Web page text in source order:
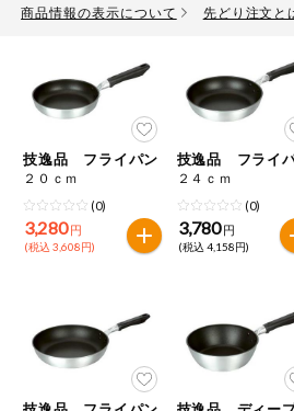
注文履歴注文
WEBカタログ
先着限定から探す
人気カテゴリ
家庭用品から探す
冷凍食品
ミールキット
など
麺類
レトルト・缶
詰・瓶詰
調味料・だ
アレルゲン情報
特定原材料と特定原材料に準ずるも
を検索できます。
小麦 そば 卵
か
商品情報の表示について 先どり注文と
技逸品 フライパン
２０ｃｍ
(0)
3,280 円
(税込 3,608円)
技逸品 フライ
２４ｃｍ
(0)
3,780 円
(税込 4,158円)